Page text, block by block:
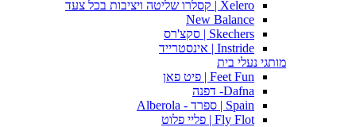
Xelero | קסלרו שליטה ויציבות בכל צעד
New Balance
Skechers | סקצ'רס
Instride | אינסטרייד
מותגי נעלי בית
Feet Fun | פיט פאן
Dafna- דפנה
Spain | ספרד - Alberola
Fly Flot | פליי פלוט